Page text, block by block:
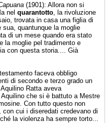
(1901): Allora non si
nel quarantotto , la rivoluzione
trovata in casa una figlia di
quantunque la moglie
di un mese quando era stato
la moglie pel tradimento e
con questa storia.... Già
faceva obbligo
di secondo e terzo grado un
Ratta aveva
che si è battuto a Mestre
Con tutto questo non
cui i diseredati credevano di
la violenza ha sempre torto...